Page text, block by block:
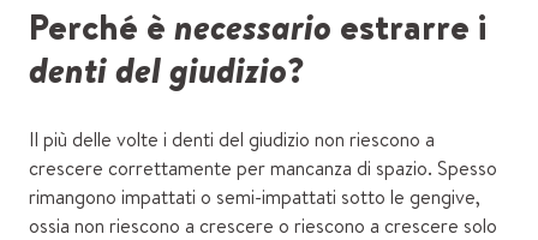
Perché ènecessario estrarre i
denti del giudizio?
Il più delle volte i denti del giudizio non riescono a
crescere correttamente per mancanza di spazio. Spesso
rimangono impattati o semi-impattati sotto le gengive,
ossia non riescono a crescere o riescono a crescere solo